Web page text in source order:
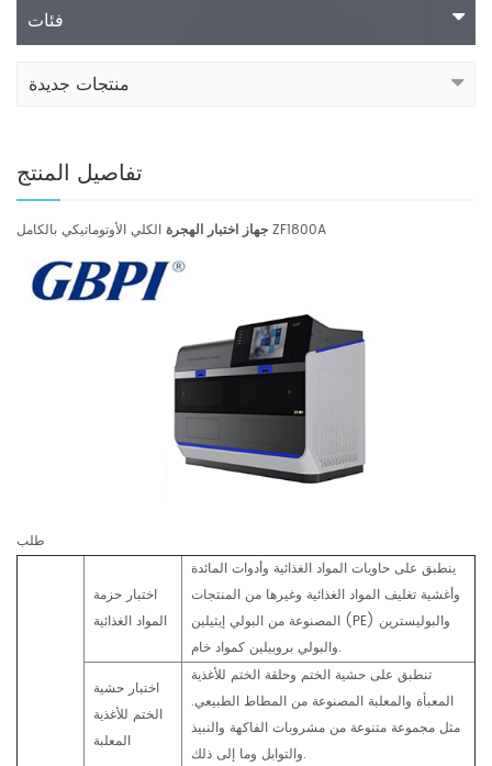
فئات
منتجات جديدة
تفاصيل المنتج
جهاز اختبار الهجرة الكلي الأوتوماتيكي بالكامل ZF1800A
طلب
اختبار حزمة
المواد الغذائية
ينطبق على حاويات المواد الغذائية وأدوات المائدة
وأغشية تغليف المواد الغذائية وغيرها من المنتجات
المصنوعة من البولي إيثيلين (PE) والبوليسترين
والبولي بروبيلين كمواد خام.
اختبار حشية
الختم للأغذية
المعلبة
تنطبق على حشية الختم وحلقة الختم للأغذية
المعبأة والمعلبة المصنوعة من المطاط الطبيعي.
مثل مجموعة متنوعة من مشروبات الفاكهة والنبيذ
والتوابل وما إلى ذلك.